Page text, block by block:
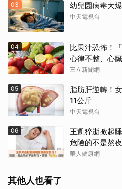
03 幼兒園病毒大
中天電視台
04
比果汁恐怖！
心律不整、心
三立新聞網
05
脂肪肝逆轉！
11公斤
中天電視台
06
王凱猝逝掀起
危險的不是熬
華人健康網
其他人也看了